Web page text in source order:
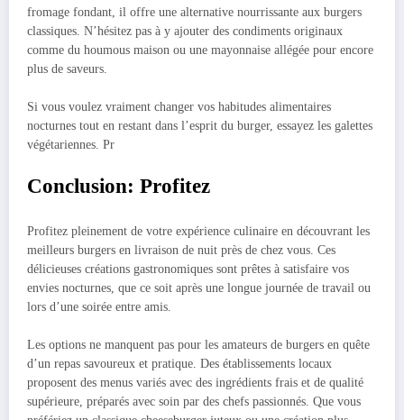
fromage fondant, il offre une alternative nourrissante aux burgers
classiques. N’hésitez pas à y ajouter des condiments originaux
comme du houmous maison ou une mayonnaise allégée pour encore
plus de saveurs.
Si vous voulez vraiment changer vos habitudes alimentaires
nocturnes tout en restant dans l’esprit du burger, essayez les galettes
végétariennes. Pr
Conclusion: Profitez
Profitez pleinement de votre expérience culinaire en découvrant les
meilleurs burgers en livraison de nuit près de chez vous. Ces
délicieuses créations gastronomiques sont prêtes à satisfaire vos
envies nocturnes, que ce soit après une longue journée de travail ou
lors d’une soirée entre amis.
Les options ne manquent pas pour les amateurs de burgers en quête
d’un repas savoureux et pratique. Des établissements locaux
proposent des menus variés avec des ingrédients frais et de qualité
supérieure, préparés avec soin par des chefs passionnés. Que vous